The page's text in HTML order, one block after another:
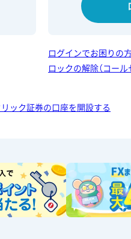
ログインでお困りの
ロックの解除（コー
ック証券の口座を開設する